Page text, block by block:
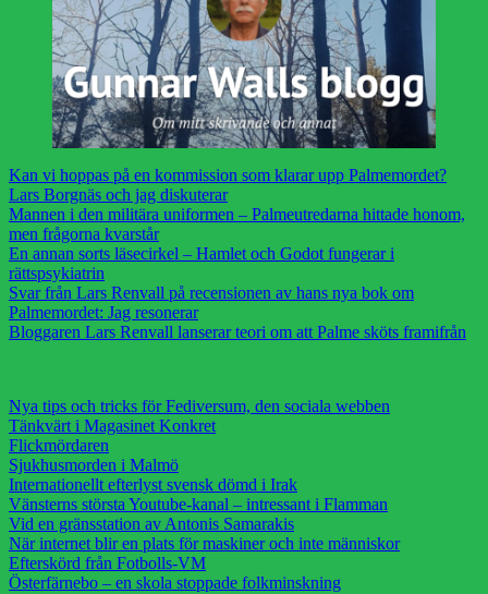
Kan vi hoppas på en kommission som klarar upp Palmemordet?
Lars Borgnäs och jag diskuterar
Mannen i den militära uniformen – Palmeutredarna hittade honom,
men frågorna kvarstår
En annan sorts läsecirkel – Hamlet och Godot fungerar i
rättspsykiatrin
Svar från Lars Renvall på recensionen av hans nya bok om
Palmemordet: Jag resonerar
Bloggaren Lars Renvall lanserar teori om att Palme sköts framifrån
Nya tips och tricks för Fediversum, den sociala webben
Tänkvärt i Magasinet Konkret
Flickmördaren
Sjukhusmorden i Malmö
Internationellt efterlyst svensk dömd i Irak
Vänsterns största Youtube-kanal – intressant i Flamman
Vid en gränsstation av Antonis Samarakis
När internet blir en plats för maskiner och inte människor
Efterskörd från Fotbolls-VM
Österfärnebo – en skola stoppade folkminskning